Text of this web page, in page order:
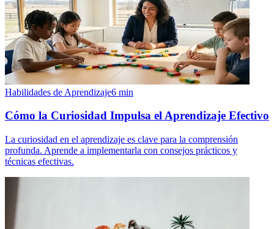
Habilidades de Aprendizaje6 min
Cómo la Curiosidad Impulsa el Aprendizaje Efectivo
La curiosidad en el aprendizaje es clave para la comprensión
profunda. Aprende a implementarla con consejos prácticos y
técnicas efectivas.